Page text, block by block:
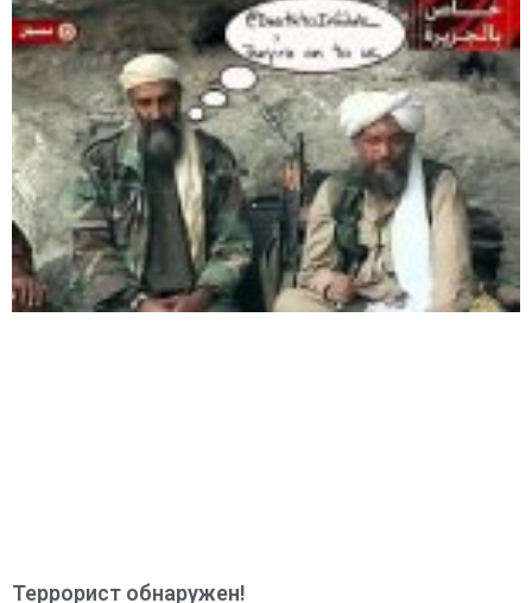
Террорист обнаружен!